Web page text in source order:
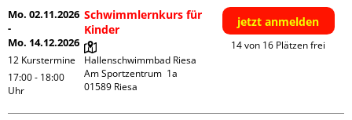
Mo. 02.11.2026
-
Mo. 14.12.2026
12 Kurstermine
17:00 - 18:00
Uhr
Schwimmlernkurs für
Kinder
Hallenschwimmbad Riesa
Am Sportzentrum  1a
jetzt anmelden
14 von 16 Plätzen frei